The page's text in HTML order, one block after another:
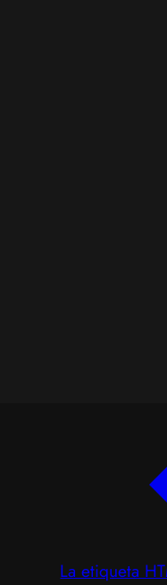
La etiqueta